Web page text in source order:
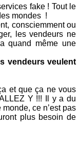
fake ! Tout le
mondes !
consciemment ou
les vendeurs ne
quand même une
vendeurs veulent
et que ça ne vous
Y !!! Il y a du
ce n’est pas
plus besoin de